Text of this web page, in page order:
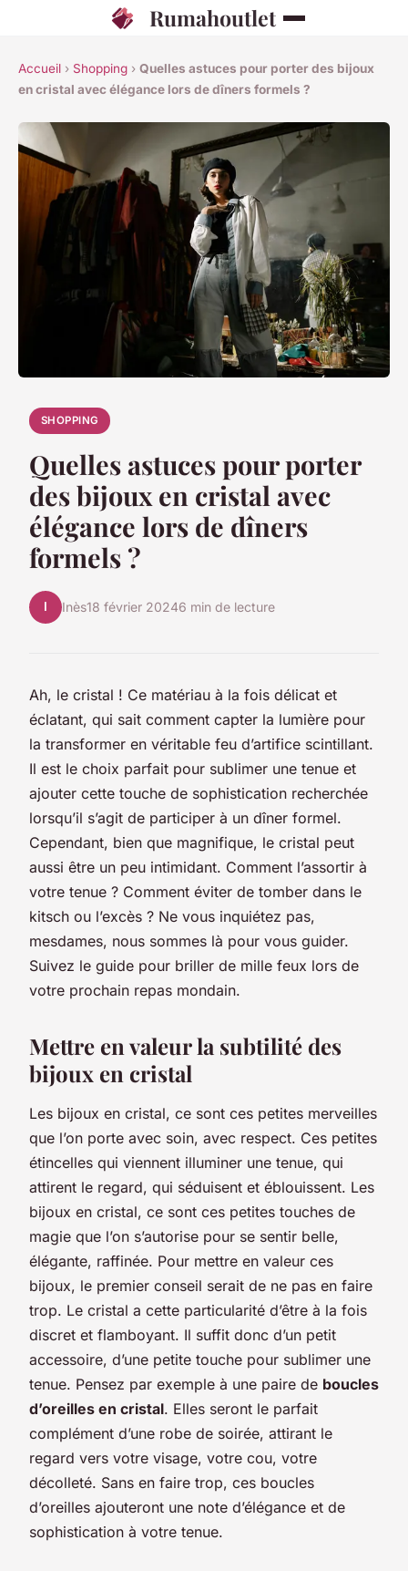
Rumahoutlet
Accueil › Shopping › Quelles astuces pour porter des bijoux
en cristal avec élégance lors de dîners formels ?
SHOPPING
Quelles astuces pour porter
des bijoux en cristal avec
élégance lors de dîners
formels ?
I Inès18 février 20246 min de lecture
Ah, le cristal ! Ce matériau à la fois délicat et
éclatant, qui sait comment capter la lumière pour
la transformer en véritable feu d’artifice scintillant.
Il est le choix parfait pour sublimer une tenue et
ajouter cette touche de sophistication recherchée
lorsqu’il s’agit de participer à un dîner formel.
Cependant, bien que magnifique, le cristal peut
aussi être un peu intimidant. Comment l’assortir à
votre tenue ? Comment éviter de tomber dans le
kitsch ou l’excès ? Ne vous inquiétez pas,
mesdames, nous sommes là pour vous guider.
Suivez le guide pour briller de mille feux lors de
votre prochain repas mondain.
Mettre en valeur la subtilité des
bijoux en cristal
Les bijoux en cristal, ce sont ces petites merveilles
que l’on porte avec soin, avec respect. Ces petites
étincelles qui viennent illuminer une tenue, qui
attirent le regard, qui séduisent et éblouissent. Les
bijoux en cristal, ce sont ces petites touches de
magie que l’on s’autorise pour se sentir belle,
élégante, raffinée. Pour mettre en valeur ces
bijoux, le premier conseil serait de ne pas en faire
trop. Le cristal a cette particularité d’être à la fois
discret et flamboyant. Il suffit donc d’un petit
accessoire, d’une petite touche pour sublimer une
tenue. Pensez par exemple à une paire de boucles
d’oreilles en cristal. Elles seront le parfait
complément d’une robe de soirée, attirant le
regard vers votre visage, votre cou, votre
décolleté. Sans en faire trop, ces boucles
d’oreilles ajouteront une note d’élégance et de
sophistication à votre tenue.